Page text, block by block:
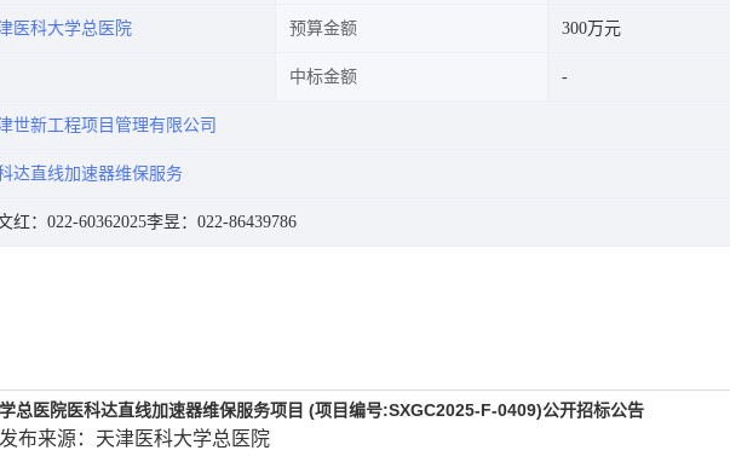
医科大学总医院 预算金额 300万元
中标金额
世新工程项目管理有限公司
达直线加速器维保服务
红：022-60362025李昱：022-86439786
总医院医科达直线加速器维保服务项目 (项目编号:SXGC2025-F-0409)公开招标公告
布来源：天津医科大学总医院